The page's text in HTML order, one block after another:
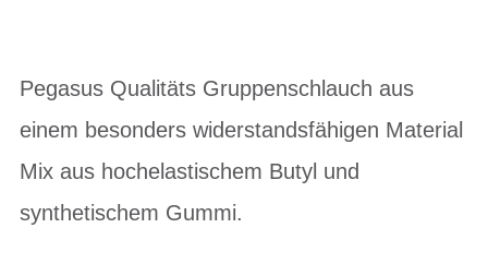
Pegasus Qualitäts Gruppenschlauch aus
einem besonders widerstandsfähigen Material
Mix aus hochelastischem Butyl und
synthetischem Gummi.